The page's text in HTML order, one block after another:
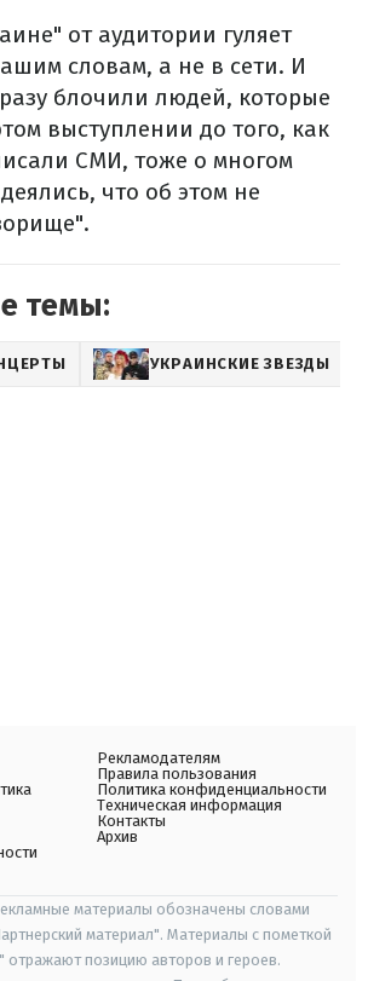
от аудитории гуляет
словам, а не в сети. И
блочили людей, которые
выступлении до того, как
СМИ, тоже о многом
что об этом не
темы:
УКРАИНСКИЕ ЗВЕЗДЫ
Рекламодателям
Правила пользования
Политика конфиденциальности
Техническая информация
Контакты
Архив
материалы обозначены словами
материал". Материалы с пометкой
отражают позицию авторов и героев.